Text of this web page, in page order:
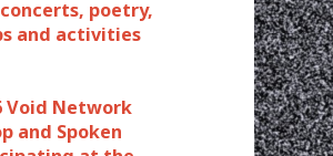
poetry,
and activities
Void Network
and Spoken